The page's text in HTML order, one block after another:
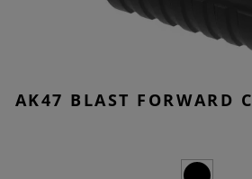
AK47 BLAST FORWARD